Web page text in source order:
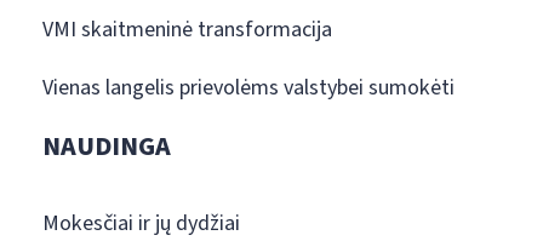
VMI skaitmeninė transformacija
Vienas langelis prievolėms valstybei sumokėti
NAUDINGA
Mokesčiai ir jų dydžiai